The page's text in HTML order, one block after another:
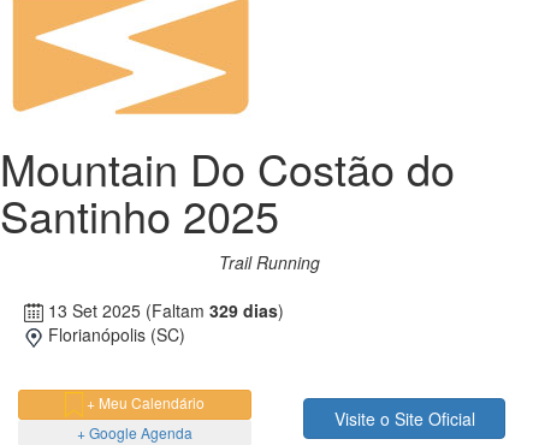
Mountain Do Costão do
Santinho 2025
Trail Running
13 Set 2025 (Faltam 329 dias)
Florianópolis (SC)
+ Meu Calendário
+ Google Agenda
Visite o Site Oficial